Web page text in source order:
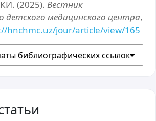
(2025). Вестник
детского медицинского центра,
hnchmc.uz/jour/article/view/165
библиографических ссылок